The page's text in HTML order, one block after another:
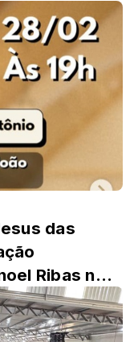
das
Ribas no